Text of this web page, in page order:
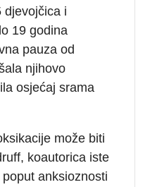
djevojčica i
19 godina
pauza od
njihovo
osjećaj srama
može biti
koautorica iste
poput anksioznosti